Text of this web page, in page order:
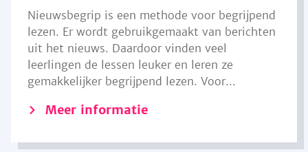
Nieuwsbegrip is een methode voor begrijpend
lezen. Er wordt gebruikgemaakt van berichten
uit het nieuws. Daardoor vinden veel
leerlingen de lessen leuker en leren ze
gemakkelijker begrijpend lezen. Voor...
Meer informatie